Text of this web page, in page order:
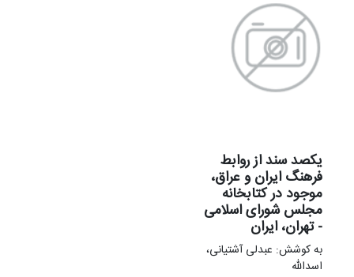
یکصد سند از روابط
فرهنگ ایران و عراق،
موجود در کتابخانه
مجلس شورای اسلامی
- تهران، ایران
به کوشش: عبدلی آشتیانی،
اسدالله